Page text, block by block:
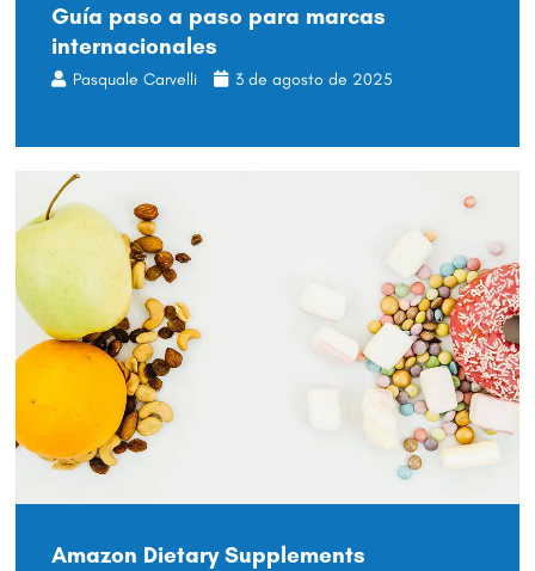
Guía paso a paso para marcas
internacionales
Pasquale Carvelli 3 de agosto de 2025
Amazon Dietary Supplements